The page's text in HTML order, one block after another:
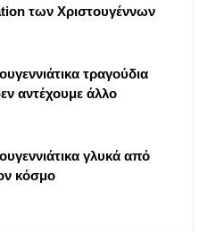
των Χριστουγέννων
τραγούδια
αντέχουμε άλλο
γλυκά από
κόσμο